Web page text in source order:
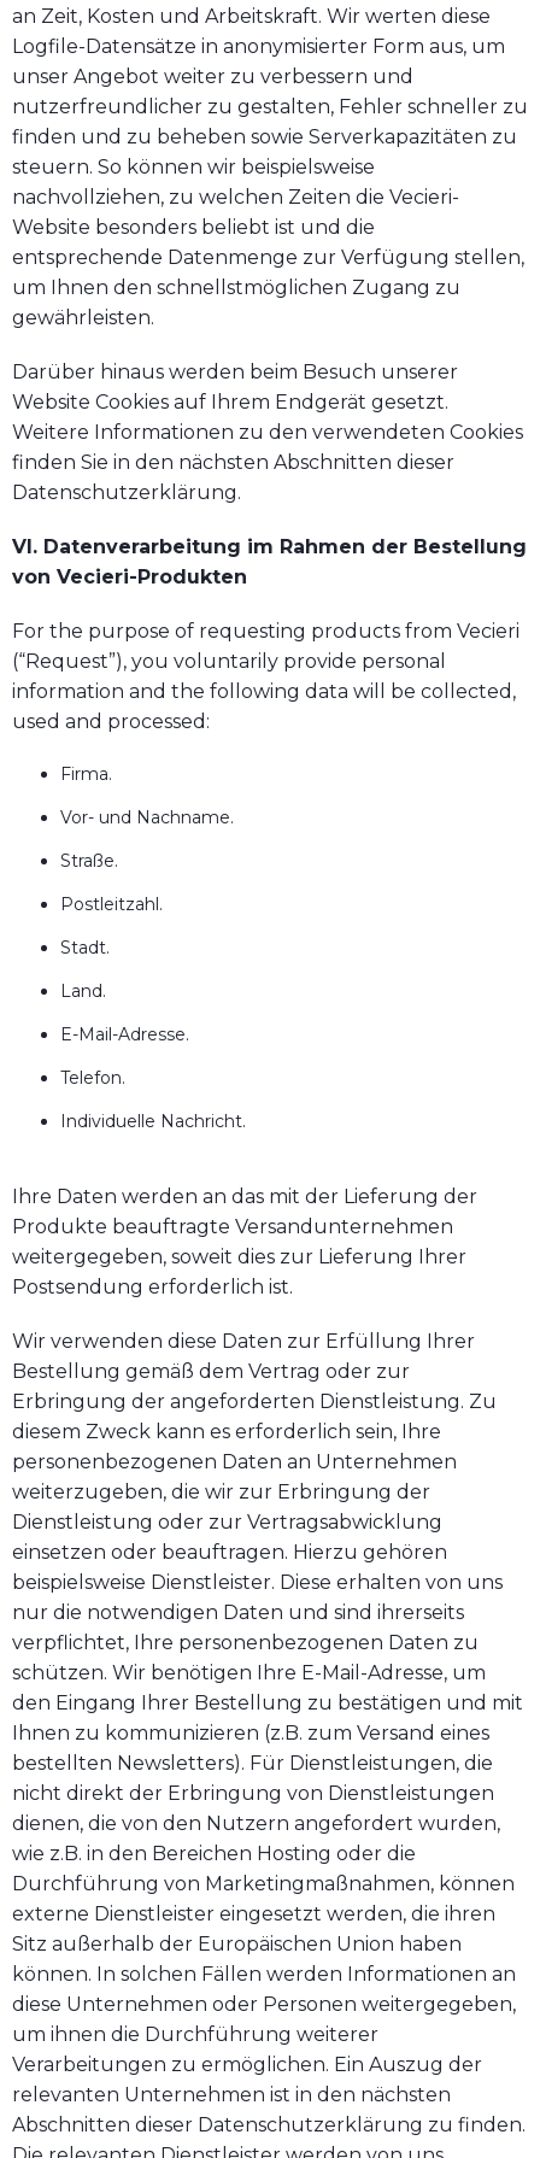
an Zeit, Kosten und Arbeitskraft. Wir werten diese
Logfile-Datensätze in anonymisierter Form aus, um
unser Angebot weiter zu verbessern und
nutzerfreundlicher zu gestalten, Fehler schneller zu
finden und zu beheben sowie Serverkapazitäten zu
steuern. So können wir beispielsweise
nachvollziehen, zu welchen Zeiten die Vecieri-
Website besonders beliebt ist und die
entsprechende Datenmenge zur Verfügung stellen,
um Ihnen den schnellstmöglichen Zugang zu
gewährleisten.
Darüber hinaus werden beim Besuch unserer
Website Cookies auf Ihrem Endgerät gesetzt.
Weitere Informationen zu den verwendeten Cookies
finden Sie in den nächsten Abschnitten dieser
Datenschutzerklärung.
VI. Datenverarbeitung im Rahmen der Bestellung
von Vecieri-Produkten
For the purpose of requesting products from Vecieri
(“Request”), you voluntarily provide personal
information and the following data will be collected,
used and processed:
Firma.
Vor- und Nachname.
Straße.
Postleitzahl.
Stadt.
Land.
E-Mail-Adresse.
Telefon.
Individuelle Nachricht.
Ihre Daten werden an das mit der Lieferung der
Produkte beauftragte Versandunternehmen
weitergegeben, soweit dies zur Lieferung Ihrer
Postsendung erforderlich ist.
Wir verwenden diese Daten zur Erfüllung Ihrer
Bestellung gemäß dem Vertrag oder zur
Erbringung der angeforderten Dienstleistung. Zu
diesem Zweck kann es erforderlich sein, Ihre
personenbezogenen Daten an Unternehmen
weiterzugeben, die wir zur Erbringung der
Dienstleistung oder zur Vertragsabwicklung
einsetzen oder beauftragen. Hierzu gehören
beispielsweise Dienstleister. Diese erhalten von uns
nur die notwendigen Daten und sind ihrerseits
verpflichtet, Ihre personenbezogenen Daten zu
schützen. Wir benötigen Ihre E-Mail-Adresse, um
den Eingang Ihrer Bestellung zu bestätigen und mit
Ihnen zu kommunizieren (z.B. zum Versand eines
bestellten Newsletters). Für Dienstleistungen, die
nicht direkt der Erbringung von Dienstleistungen
dienen, die von den Nutzern angefordert wurden,
wie z.B. in den Bereichen Hosting oder die
Durchführung von Marketingmaßnahmen, können
externe Dienstleister eingesetzt werden, die ihren
Sitz außerhalb der Europäischen Union haben
können. In solchen Fällen werden Informationen an
diese Unternehmen oder Personen weitergegeben,
um ihnen die Durchführung weiterer
Verarbeitungen zu ermöglichen. Ein Auszug der
relevanten Unternehmen ist in den nächsten
Abschnitten dieser Datenschutzerklärung zu finden.